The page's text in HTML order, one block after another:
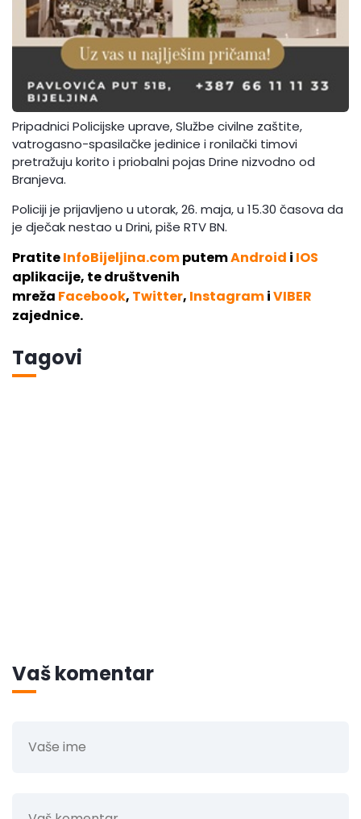
Pripadnici Policijske uprave, Službe civilne zaštite,
vatrogasno-spasilačke jedinice i ronilački timovi
pretražuju korito i priobalni pojas Drine nizvodno od
Branjeva.
Policiji je prijavljeno u utorak, 26. maja, u 15.30 časova da
je dječak nestao u Drini, piše RTV BN.
PratiteInfoBijeljina.computemAndroid i IOS
aplikacije, te društvenih
mreža Facebook, Twitter, InstagramiVIBER
zajednice.
Tagovi
Vaš komentar